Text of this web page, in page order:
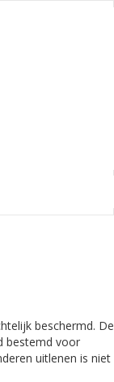
beschermd. De
bestemd voor
uitlenen is niet